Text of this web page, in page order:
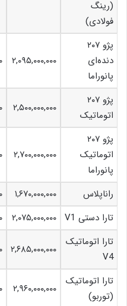
(رینگ
فولادی)
پژو ۲۰۷
دنده‌ای
پانوراما
۲,۰۹۵,۰۰۰,۰۰۰
پژو ۲۰۷
اتوماتیک
۲,۵۰۰,۰۰۰,۰۰۰
پژو ۲۰۷
اتوماتیک
پانوراما
۲,۷۰۰,۰۰۰,۰۰۰
راناپلاس ۱,۶۷۰,۰۰۰,۰۰۰
تارا دستی V1
۲,۰۷۵,۰۰۰,۰۰۰
تارا اتوماتیک
V4
۲,۶۸۵,۰۰۰,۰۰۰
تارا اتوماتیک
(توربو)
۲,۹۶۰,۰۰۰,۰۰۰